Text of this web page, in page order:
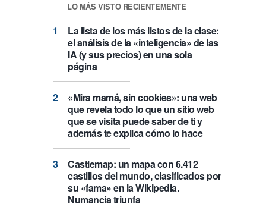
LO MÁS VISTO RECIENTEMENTE
La lista de los más listos de la clase:
el análisis de la «inteligencia» de las
IA (y sus precios) en una sola
página
«Mira mamá, sin cookies»: una web
que revela todo lo que un sitio web
que se visita puede saber de ti y
además te explica cómo lo hace
Castlemap: un mapa con 6.412
castillos del mundo, clasificados por
su «fama» en la Wikipedia.
Numancia triunfa